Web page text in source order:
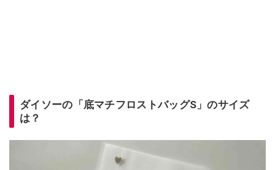
ダイソーの「底マチフロストバッグS」のサイズ
は？